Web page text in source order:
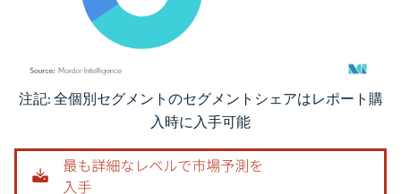
画像 © Mordor Intelligence。再利用にはCC BY 4.0の表示が必要です。
注記: 全個別セグメントのセグメントシェアはレポート購
入時に入手可能